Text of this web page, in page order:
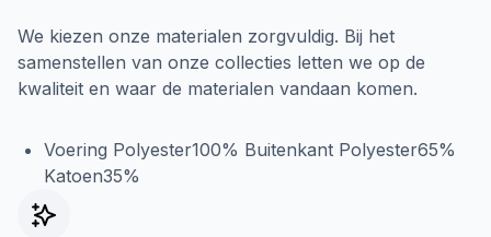
We kiezen onze materialen zorgvuldig. Bij het
samenstellen van onze collecties letten we op de
kwaliteit en waar de materialen vandaan komen.
Voering Polyester100% Buitenkant Polyester65%
Katoen35%